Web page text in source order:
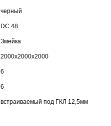
черный
DC 48
Змейка
2000x2000x2000
6
6
встраиваемый под ГКЛ 12,5мм